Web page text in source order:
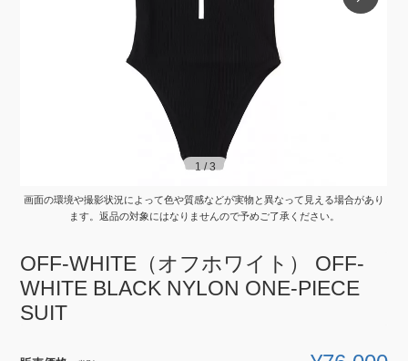
1 /3
1 /3
画面の環境や撮影状況によって色や質感などが実物と異なって見える場合があり
ます。返品の対象にはなりませんので予めご了承ください。
OFF-WHITE（オフホワイト） OFF-
WHITE BLACK NYLON ONE-PIECE
SUIT